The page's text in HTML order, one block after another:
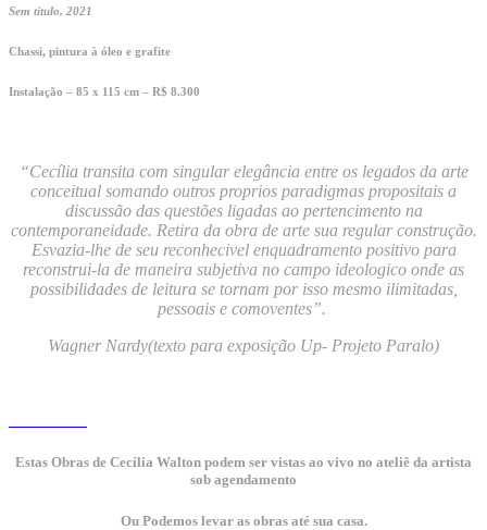
Sem título, 2021
Chassi, pintura à óleo e grafite
Instalação – 85 x 115 cm – R$ 8.300
“Cecília transita com singular elegância entre os legados da arte
conceitual somando outros proprios paradigmas propositais a
discussão das questões ligadas ao pertencimento na
contemporaneidade. Retira da obra de arte sua regular construção.
Esvazia-lhe de seu reconhecivel enquadramento positivo para
reconstrui-la de maneira subjetiva no campo ideologico onde as
possibilidades de leitura se tornam por isso mesmo ilimitadas,
pessoais e comoventes”.
Wagner Nardy(texto para exposição Up- Projeto Paralo)
Estas Obras de Cecília Walton podem ser vistas ao vivo no ateliê da artista
sob agendamento
Ou Podemos levar as obras até sua casa.